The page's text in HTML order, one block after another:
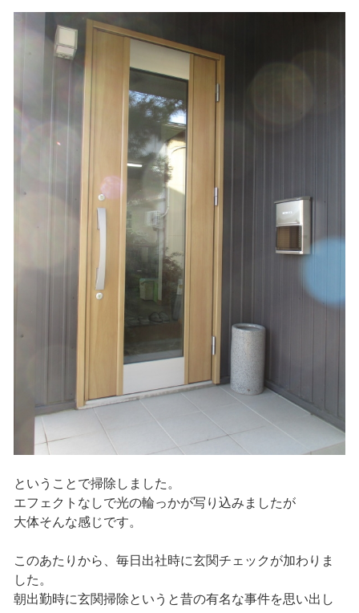
ということで掃除しました。
エフェクトなしで光の輪っかが写り込みましたが
大体そんな感じです。
このあたりから、毎日出社時に玄関チェックが加わりま
した。
朝出勤時に玄関掃除というと昔の有名な事件を思い出し